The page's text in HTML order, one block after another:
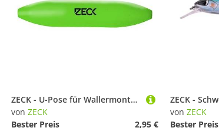
ZECK - U-Pose für Wallermontage - U-Float Solid Green - Auftrieb 15g
von ZECK
Bester Preis
2,95 €
von ZECK
Bester Preis